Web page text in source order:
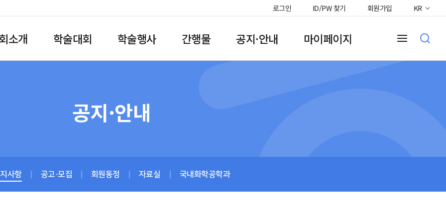
로그인 ID/PW 찾기 회원가입 KR
소개 학술대회 학술행사 간행물 공지·안내 마이페이지
공지·안내
사항 공고·모집 회원동정 자료실 국내화학공학과